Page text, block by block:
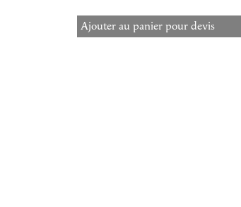
Ajouter au panier pour devis